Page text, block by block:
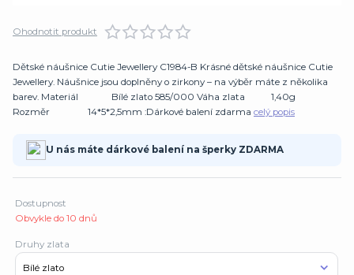
Ohodnotit produkt
Dětské náušnice Cutie Jewellery C1984-B Krásné dětské náušnice Cutie
Jewellery. Náušnice jsou doplněny o zirkony – na výběr máte z několika
barev. Materiál Bílé zlato 585/000 Váha zlata 1,40g
Rozměr 14*5*2,5mm :Dárkové balení zdarma celý popis
U nás máte dárkové balení na šperky ZDARMA
Dostupnost
Obvykle do 10 dnů
Druhy zlata